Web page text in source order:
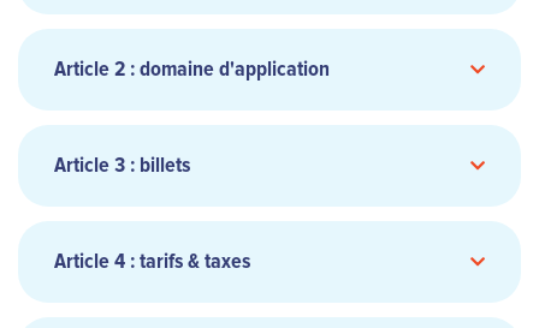
Article 2 : domaine d'application
Article 3 : billets
Article 4 : tarifs & taxes